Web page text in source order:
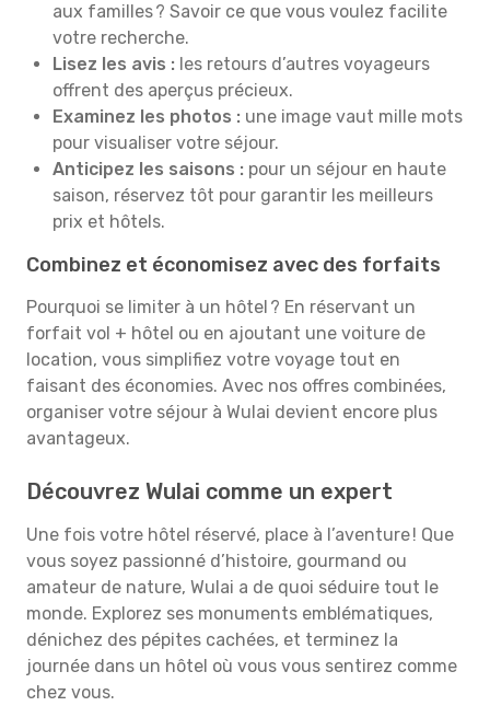
aux familles ? Savoir ce que vous voulez facilite
votre recherche.
Lisez les avis : les retours d’autres voyageurs
offrent des aperçus précieux.
Examinez les photos : une image vaut mille mots
pour visualiser votre séjour.
Anticipez les saisons : pour un séjour en haute
saison, réservez tôt pour garantir les meilleurs
prix et hôtels.
Combinez et économisez avec des forfaits
Pourquoi se limiter à un hôtel ? En réservant un
forfait vol + hôtel ou en ajoutant une voiture de
location, vous simplifiez votre voyage tout en
faisant des économies. Avec nos offres combinées,
organiser votre séjour à Wulai devient encore plus
avantageux.
Découvrez Wulai comme un expert
Une fois votre hôtel réservé, place à l’aventure ! Que
vous soyez passionné d’histoire, gourmand ou
amateur de nature, Wulai a de quoi séduire tout le
monde. Explorez ses monuments emblématiques,
dénichez des pépites cachées, et terminez la
journée dans un hôtel où vous vous sentirez comme
chez vous.